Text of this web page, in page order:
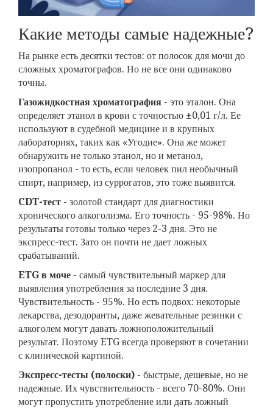
Какие методы самые надежные?
На рынке есть десятки тестов: от полосок для мочи до
сложных хроматографов. Но не все они одинаково
точны.
Газожидкостная хроматография - это эталон. Она
определяет этанол в крови с точностью ±0,01 г/л. Ее
используют в судебной медицине и в крупных
лабораториях, таких как «Угодие». Она же может
обнаружить не только этанол, но и метанол,
изопропанол - то есть, если человек пил необычный
спирт, например, из суррогатов, это тоже выявится.
CDT-тест - золотой стандарт для диагностики
хронического алкоголизма. Его точность - 95-98%. Но
результаты готовы только через 2-3 дня. Это не
экспресс-тест. Зато он почти не дает ложных
срабатываний.
ETG в моче - самый чувствительный маркер для
выявления употребления за последние 3 дня.
Чувствительность - 95%. Но есть подвох: некоторые
лекарства, дезодоранты, даже жевательные резинки с
алкоголем могут давать ложноположительный
результат. Поэтому ETG всегда проверяют в сочетании
с клинической картиной.
Экспресс-тесты (полоски) - быстрые, дешевые, но не
надежные. Их чувствительность - всего 70-80%. Они
могут пропустить употребление или дать ложный